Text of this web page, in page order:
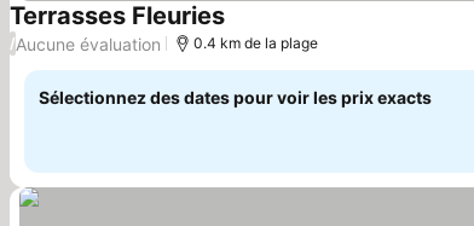
Terrasses FleuriesConsulter les prix
/Aucune évaluation 0.4 km de la plage
Sélectionnez des dates pour voir les prix exacts